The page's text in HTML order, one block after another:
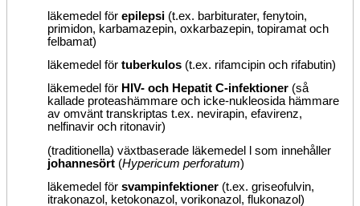
läkemedel för epilepsi (t.ex. barbiturater, fenytoin,
primidon, karbamazepin, oxkarbazepin, topiramat och
felbamat)
läkemedel för tuberkulos (t.ex. rifamcipin och rifabutin)
läkemedel för HIV- och Hepatit C-infektioner (så
kallade proteashämmare och icke-nukleosida hämmare
av omvänt transkriptas t.ex. nevirapin, efavirenz,
nelfinavir och ritonavir)
(traditionella) växtbaserade läkemedel
l som innehåller
johannesört (Hypericum perforatum)
läkemedel för svampinfektioner (t.ex. griseofulvin,
itrakonazol, ketokonazol, vorikonazol, flukonazol)